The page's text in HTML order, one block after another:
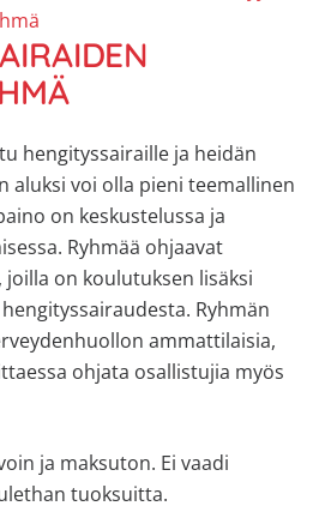
hengityssairaille ja heidän
aluksi voi olla pieni teemallinen
on keskustelussa ja
Ryhmää ohjaavat
on koulutuksen lisäksi
Ryhmän
ammattilaisia,
ohjata osallistujia myös
ja maksuton. Ei vaadi
tuoksuitta.